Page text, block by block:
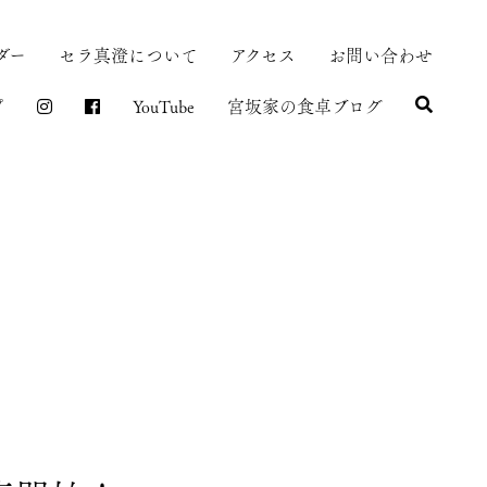
ー セラ真澄について アクセス お問い合わせ
YouTube 宮坂家の食卓ブログ